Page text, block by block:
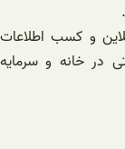
و کسب اطلاعات
در خانه و سرمایه